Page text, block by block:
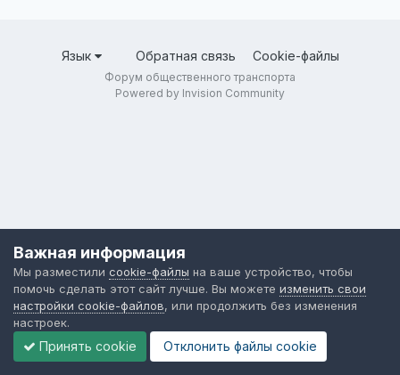
Язык Обратная связь Cookie-файлы
Форум общественного транспорта
Powered by Invision Community
Важная информация
Мы разместили cookie-файлы на ваше устройство, чтобы
помочь сделать этот сайт лучше. Вы можете изменить свои
настройки cookie-файлов, или продолжить без изменения
настроек.
Принять cookie Отклонить файлы сookie